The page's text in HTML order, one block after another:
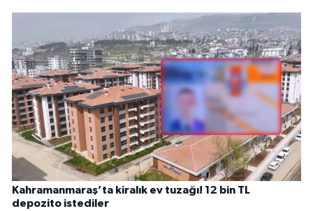
Kahramanmaraş’ta kiralık ev tuzağı! 12 bin TL
depozito istediler